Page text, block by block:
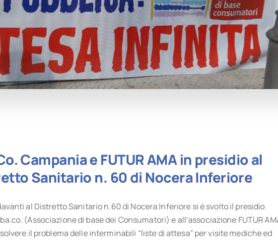
Campania e FUTUR AMA in presidio al
Sanitario n. 60 di Nocera Inferiore
al Distretto Sanitario n.60 di Nocera Inferiore si è svolto il presidio
(Associazione di base dei Consumatori) e all’associazione FUTUR
il problema delle interminabili “liste di attesa” per visite mediche ed